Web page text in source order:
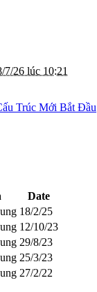
7/26 lúc 10:21
Trúc Mới Bắt Đầu
Date
18/2/25
12/10/23
29/8/23
25/3/23
27/2/22